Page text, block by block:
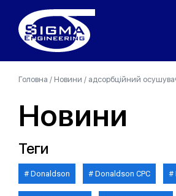
Головна / Новини / адсорбційний
Новини
Теги
Donaldson Donaldson CPC